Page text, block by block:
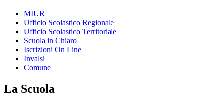
MIUR
Ufficio Scolastico Regionale
Ufficio Scolastico Territoriale
Scuola in Chiaro
Iscrizioni On Line
Invalsi
Comune
La Scuola